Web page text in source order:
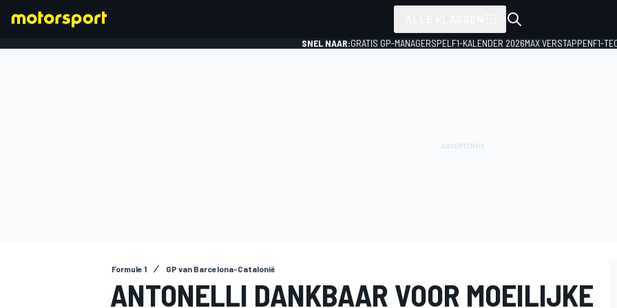
SNEL NAAR:GRATIS GP-MANAGERSPEL F1-KALENDER 2026MAX VERSTAPPENF1-
Formule 1 GP van Barcelona-Catalonië
ANTONELLI DANKBAAR VOOR MOEILIJKE